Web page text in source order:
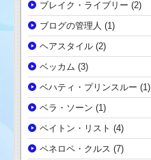
ブレイク・ライブリー (2)
ブログの管理人 (1)
ヘアスタイル (2)
ベッカム (3)
ベハティ・プリンスルー (1)
ベラ・ソーン (1)
ペイトン・リスト (4)
ペネロペ・クルス (7)